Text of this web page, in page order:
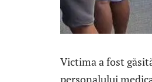
Victima a fost
personalului